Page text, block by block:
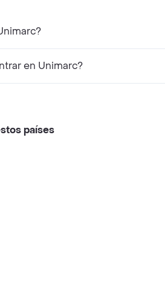
en Unimarc?
países